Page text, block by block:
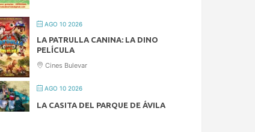
AGO 10 2026
LA PATRULLA CANINA: LA DINO
PELÍCULA
Cines Bulevar
AGO 10 2026
LA CASITA DEL PARQUE DE ÁVILA